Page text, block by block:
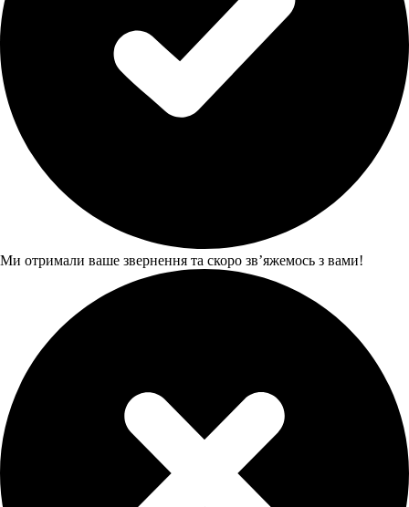
Ми отримали ваше звернення та скоро звʼяжемось з вами!